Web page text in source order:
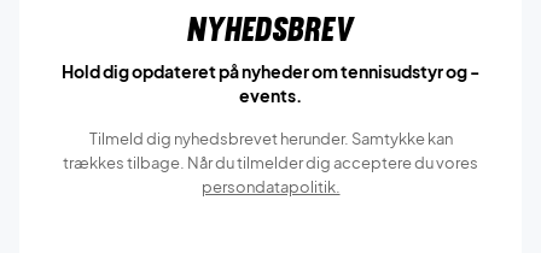
Nyhedsbrev
Hold dig opdateret på nyheder om tennisudstyr og -
events.
Tilmeld dig nyhedsbrevet herunder. Samtykke kan
trækkes tilbage. Når du tilmelder dig acceptere du vores
persondatapolitik.